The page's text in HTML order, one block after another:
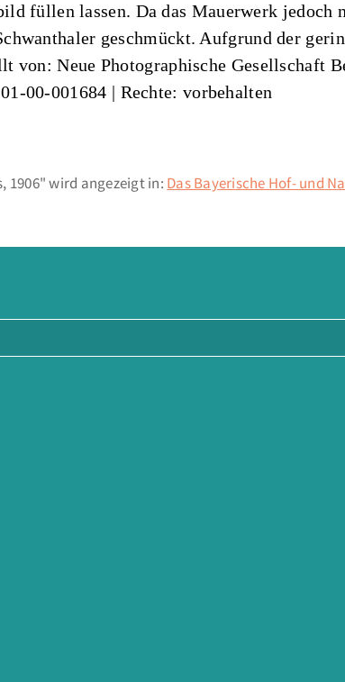
füllen lassen. Da das Mauerwerk
geschmückt. Aufgrund der
von: Neue Photographische Gesellschaft
00-001684 | Rechte: vorbehalten
1906" wird angezeigt in: Das Bayerische Hof- und